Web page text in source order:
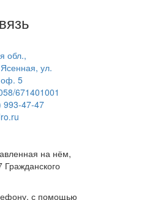
обл.,
ул.
5
671401001
993-47-47
на нём,
с помощью